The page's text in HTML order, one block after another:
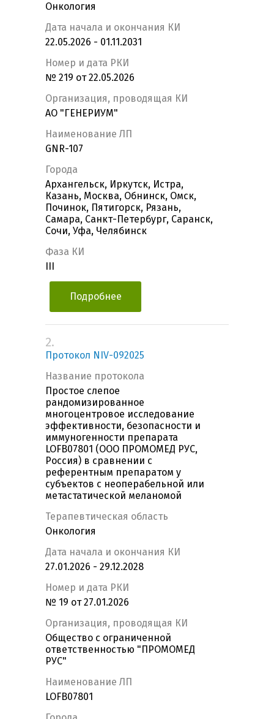
Онкология
Дата начала и окончания КИ
22.05.2026 - 01.11.2031
Номер и дата РКИ
№ 219 от 22.05.2026
Организация, проводящая КИ
АО "ГЕНЕРИУМ"
Наименование ЛП
GNR-107
Города
Архангельск, Иркутск, Истра,
Казань, Москва, Обнинск, Омск,
Починок, Пятигорск, Рязань,
Самара, Санкт-Петербург, Саранск,
Сочи, Уфа, Челябинск
Фаза КИ
Подробнее
2.
Протокол NIV-092025
Название протокола
Простое слепое
рандомизированное
многоцентровое исследование
эффективности, безопасности и
иммуногенности препарата
LOFB07801 (ООО ПРОМОМЕД РУС,
Россия) в сравнении с
референтным препаратом у
субъектов с неоперабельной или
метастатической меланомой
Терапевтическая область
Онкология
Дата начала и окончания КИ
27.01.2026 - 29.12.2028
Номер и дата РКИ
№ 19 от 27.01.2026
Организация, проводящая КИ
Общество с ограниченной
ответственностью "ПРОМОМЕД
РУС"
Наименование ЛП
LOFB07801